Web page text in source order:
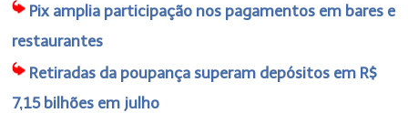
Pix amplia participação nos pagamentos em bares e
restaurantes
Retiradas da poupança superam depósitos em R$
7,15 bilhões em julho